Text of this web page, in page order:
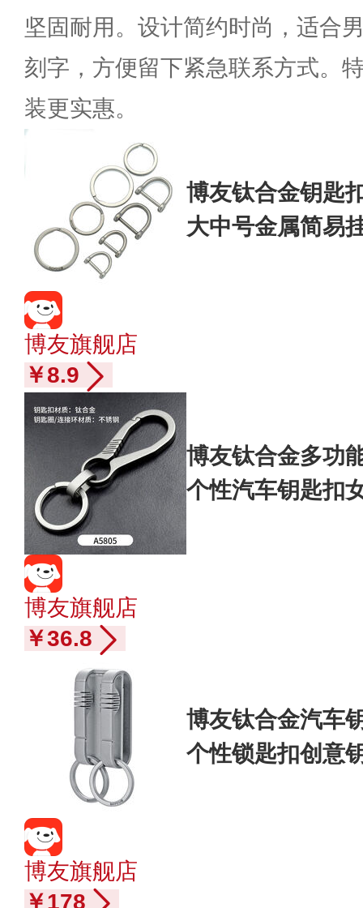
坚固耐用。设计简约时尚，适合
刻字，方便留下紧急联系方式。
装更实惠。
博友钛合金钥匙
大中号金属简易
博友旗舰店
￥8.9
博友钛合金多功
个性汽车钥匙扣
博友旗舰店
￥36.8
博友钛合金汽车
个性锁匙扣创意
博友旗舰店
￥178